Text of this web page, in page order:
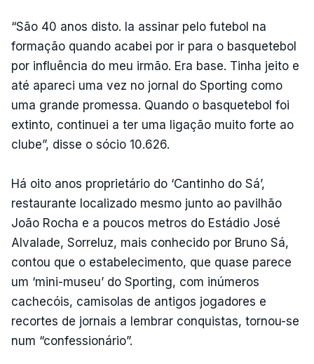
“São 40 anos disto. Ia assinar pelo futebol na
formação quando acabei por ir para o basquetebol
por influência do meu irmão. Era base. Tinha jeito e
até apareci uma vez no jornal do Sporting como
uma grande promessa. Quando o basquetebol foi
extinto, continuei a ter uma ligação muito forte ao
clube”, disse o sócio 10.626.
Há oito anos proprietário do ‘Cantinho do Sá’,
restaurante localizado mesmo junto ao pavilhão
João Rocha e a poucos metros do Estádio José
Alvalade, Sorreluz, mais conhecido por Bruno Sá,
contou que o estabelecimento, que quase parece
um ‘mini-museu’ do Sporting, com inúmeros
cachecóis, camisolas de antigos jogadores e
recortes de jornais a lembrar conquistas, tornou-se
num “confessionário”.